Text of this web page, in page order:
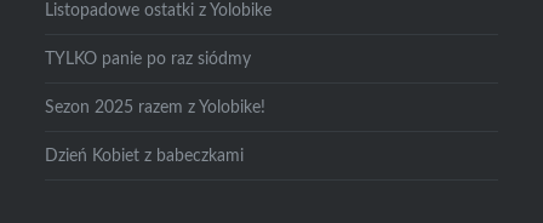
Listopadowe ostatki z Yolobike
TYLKO panie po raz siódmy
Sezon 2025 razem z Yolobike!
Dzień Kobiet z babeczkami